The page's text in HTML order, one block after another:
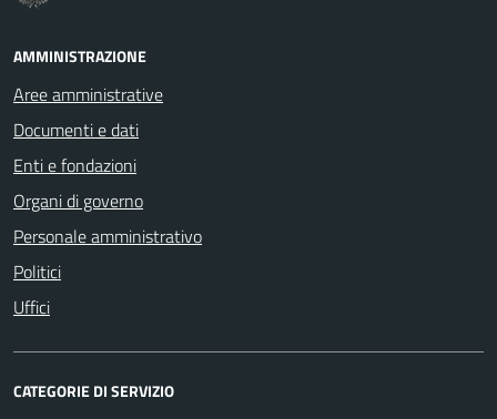
AMMINISTRAZIONE
Aree amministrative
Documenti e dati
Enti e fondazioni
Organi di governo
Personale amministrativo
Politici
Uffici
CATEGORIE DI SERVIZIO